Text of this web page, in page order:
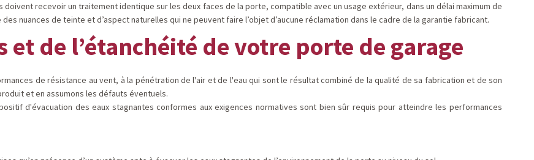
doivent recevoir un traitement identique sur les deux faces de la porte, compatible avec un usage extérieur, dans un délai maximum de
nuances de teinte et d’aspect naturelles qui ne peuvent faire l’objet d’aucune réclamation dans le cadre de la garantie fabricant.
de l’étanchéité de votre porte de garage
de résistance au vent, à la pénétration de l'air et de l'eau qui sont le résultat combiné de la qualité de sa fabrication et de son
et en assumons les défauts éventuels.
d'évacuation des eaux stagnantes conformes aux exigences normatives sont bien sûr requis pour atteindre les performances